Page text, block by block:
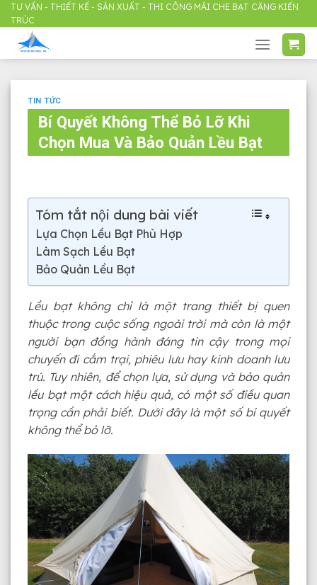
Skip
to
content
TƯ VẤN - THIẾT KẾ - SẢN XUẤT - THI CÔNG MÁI CHE BẠT CĂNG KIẾN
TRÚC
TIN TỨC
Bí Quyết Không Thể Bỏ Lỡ Khi
Chọn Mua Và Bảo Quản Lều Bạt
Tóm tắt nội dung bài viết
Lựa Chọn Lều Bạt Phù Hợp
Làm Sạch Lều Bạt
Bảo Quản Lều Bạt
Lều bạt không chỉ là một trang thiết bị quen
thuộc trong cuộc sống ngoài trời mà còn là một
người bạn đồng hành đáng tin cậy trong mọi
chuyến đi cắm trại, phiêu lưu hay kinh doanh lưu
trú. Tuy nhiên, để chọn lựa, sử dụng và bảo quản
lều bạt một cách hiệu quả, có một số điều quan
trọng cần phải biết. Dưới đây là một số bí quyết
không thể bỏ lỡ.